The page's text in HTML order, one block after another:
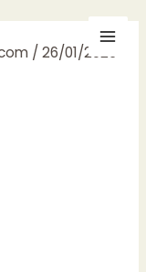
/ 26/01/2026